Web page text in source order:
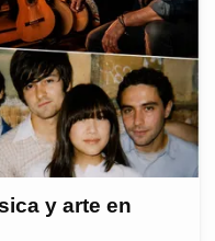
y arte en